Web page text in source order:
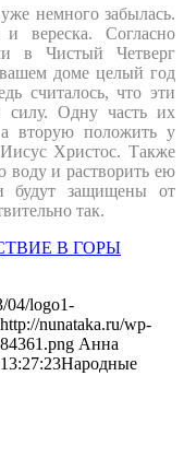
немного забылась.
вереска. Согласно
в Чистый Четверг
доме целый год
считалось, что эти
силу. Одну часть их
вторую положить у
Христос. Также
воду и растворить ею
будут защищены от
так.
В ГОРЫ
04/logo1-
http://nunataka.ru/wp-
Анна
Народные